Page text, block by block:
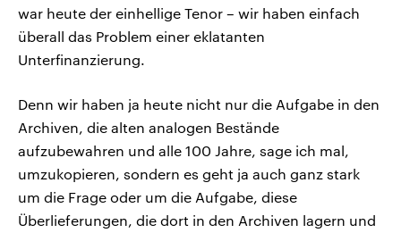
war heute der einhellige Tenor – wir haben einfach
überall das Problem einer eklatanten
Unterfinanzierung.
Denn wir haben ja heute nicht nur die Aufgabe in den
Archiven, die alten analogen Bestände
aufzubewahren und alle 100 Jahre, sage ich mal,
umzukopieren, sondern es geht ja auch ganz stark
um die Frage oder um die Aufgabe, diese
Überlieferungen, die dort in den Archiven lagern und